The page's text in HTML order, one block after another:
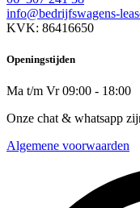
info@bedrijfswagens-
KVK: 86416650
Openingstijden
Ma t/m Vr 09:00 - 18:00
Onze chat & whatsapp
Algemene voorwaarden